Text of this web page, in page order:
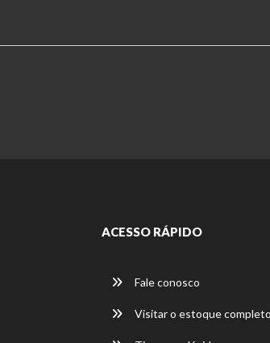
ACESSO RÁPIDO
Fale conosco
Visitar o estoque completo